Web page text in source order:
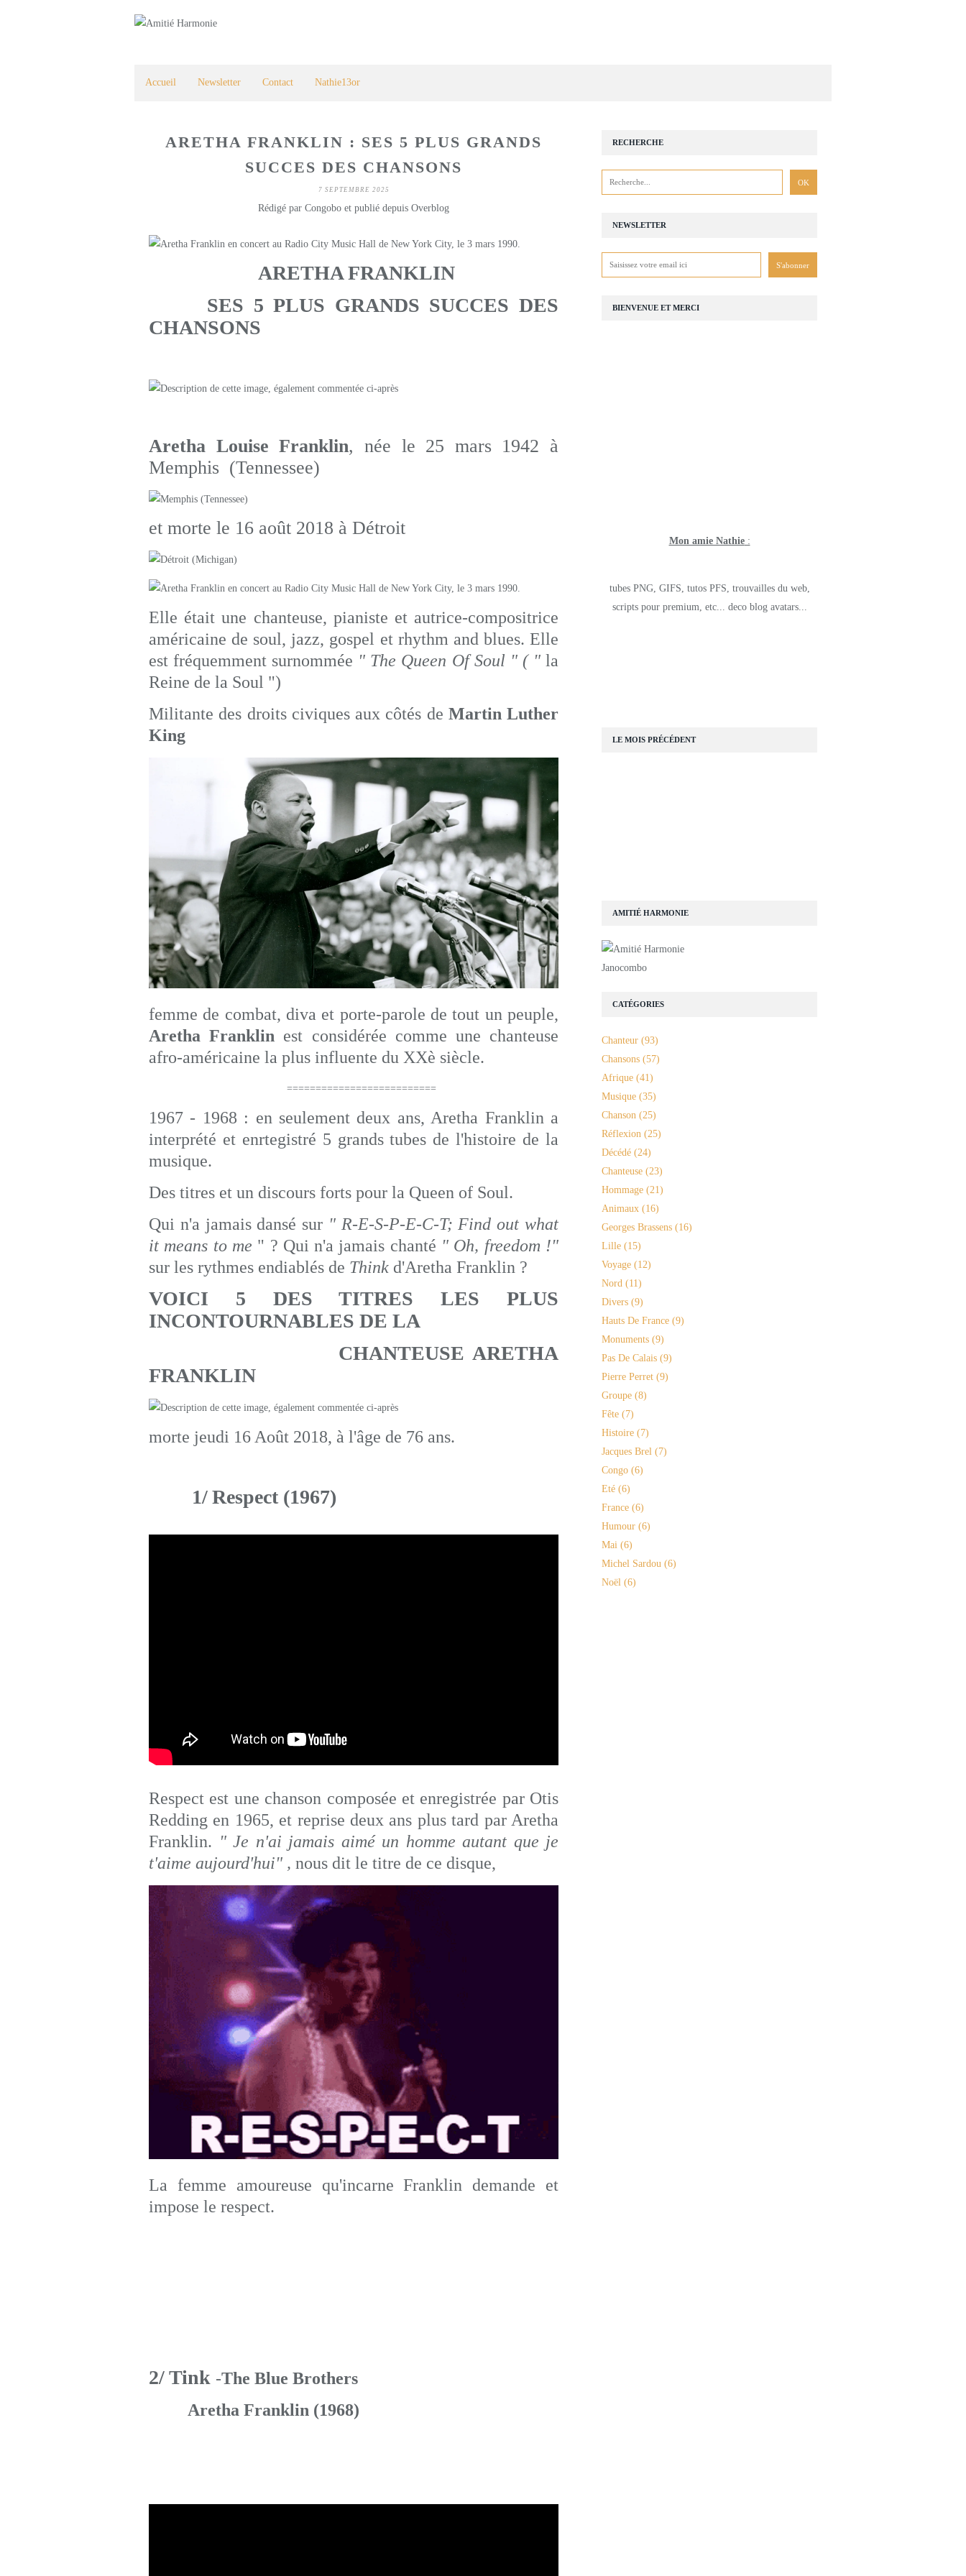
Accueil Newsletter Contact Nathie13or
ARETHA FRANKLIN : SES 5 PLUS GRANDS
SUCCES DES CHANSONS
7 SEPTEMBRE 2025
Rédigé par Congobo et publié depuis Overblog
ARETHA FRANKLIN
SES 5 PLUS GRANDS SUCCES DES
CHANSONS
Aretha Louise Franklin, née le 25 mars 1942 à
Memphis (Tennessee)
et morte le 16 août 2018 à Détroit
Elle était une chanteuse, pianiste et autrice-compositrice
américaine de soul, jazz, gospel et rhythm and blues. Elle
est fréquemment surnommée " The Queen Of Soul " ( "la
Reine de la Soul ")
Militante des droits civiques aux côtés de Martin Luther
King
femme de combat, diva et porte-parole de tout un peuple,
Aretha Franklin est considérée comme une chanteuse
afro-américaine la plus influente du XXè siècle.
==========================
1967 - 1968 : en seulement deux ans, Aretha Franklin a
interprété et enrtegistré 5 grands tubes de l'histoire de la
musique.
Des titres et un discours forts pour la Queen of Soul.
Qui n'a jamais dansé sur " R-E-S-P-E-C-T; Find out what
it means to me " ? Qui n'a jamais chanté " Oh, freedom !"
sur les rythmes endiablés de Think d'Aretha Franklin ?
VOICI 5 DES TITRES LES PLUS
INCONTOURNABLES DE LA
CHANTEUSE ARETHA
FRANKLIN
morte jeudi 16 Août 2018, à l'âge de 76 ans.
1/Respect (1967)
Respect est une chanson composée et enregistrée par Otis
Redding en 1965, et reprise deux ans plus tard par Aretha
Franklin. " Je n'ai jamais aimé un homme autant que je
t'aime aujourd'hui" , nous dit le titre de ce disque,
La femme amoureuse qu'incarne Franklin demande et
impose le respect.
2/ Tink -The Blue Brothers
Aretha Franklin (1968)
NEWSLETTER
RECHERCHE
AMITIÉ HARMONIE
Janocombo
CATÉGORIES
Chanteur (93)
Chansons (57)
Afrique (41)
Musique (35)
Chanson (25)
Réflexion (25)
Décédé (24)
Chanteuse (23)
Hommage (21)
Animaux (16)
Georges Brassens (16)
Lille (15)
Voyage (12)
Nord (11)
Divers (9)
Hauts De France (9)
Monuments (9)
Pas De Calais (9)
Pierre Perret (9)
Groupe (8)
Fête (7)
Histoire (7)
Jacques Brel (7)
Congo (6)
Eté (6)
France (6)
Humour (6)
Mai (6)
Michel Sardou (6)
Noël (6)
LE MOIS PRÉCÉDENT
BIENVENUE ET MERCI
Mon amie Nathie:
tubes PNG, GIFS, tutos PFS, trouvailles du web,
scripts pour premium, etc... deco blog avatars...